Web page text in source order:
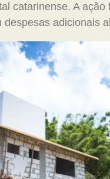
catarinense. A
adicionais